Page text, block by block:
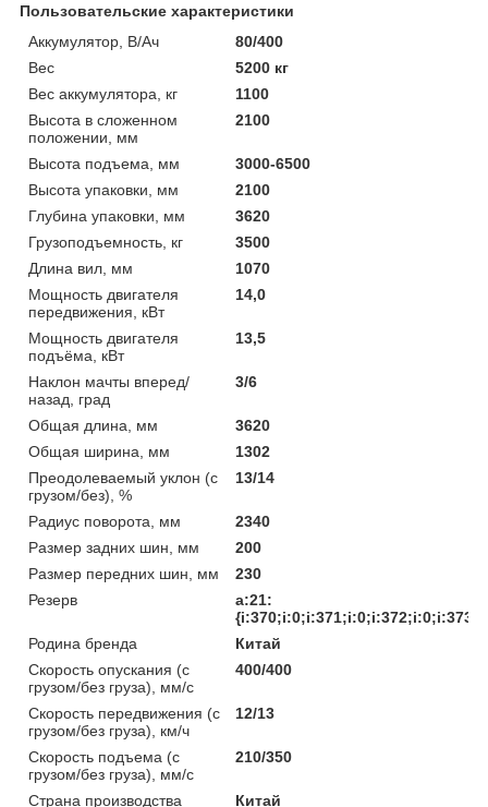
Пользовательские характеристики
Аккумулятор, В/Ач
80/400
Вес
5200 кг
Вес аккумулятора, кг
1100
Высота в сложенном
положении, мм
2100
Высота подъема, мм
3000-6500
Высота упаковки, мм
2100
Глубина упаковки, мм
3620
Грузоподъемность, кг
3500
Длина вил, мм
1070
Мощность двигателя
передвижения, кВт
14,0
Мощность двигателя
подъёма, кВт
13,5
Наклон мачты вперед/
назад, град
3/6
Общая длина, мм
3620
Общая ширина, мм
1302
Преодолеваемый уклон (с
грузом/без), %
13/14
Радиус поворота, мм
2340
Размер задних шин, мм
200
Размер передних шин, мм
230
Резерв
a:21:
Родина бренда
Китай
Скорость опускания (с
грузом/без груза), мм/с
400/400
Скорость передвижения (с
грузом/без груза), км/ч
12/13
Скорость подъема (с
грузом/без груза), мм/с
210/350
Страна производства
Китай